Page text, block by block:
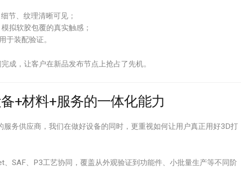
节、纹理清晰可见；
拟软胶包覆的真实触感；
于装配验证。
成，让客户在新品发布节点上抢占了先机。
+材料+服务的一体化能力
服务供应商，我们在做好设备的同时，更重视如何让用户真正用好3D打
、SAF、P3工艺协同，覆盖从外观验证到功能件、小批量生产等不同阶